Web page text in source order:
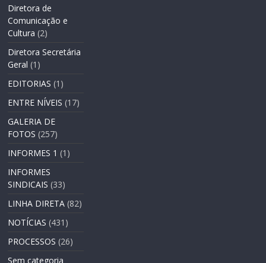
Diretora de
Comunicação e
Cultura (2)
Diretora Secretária
Geral (1)
EDITORIAS (1)
ENTRE NÍVEIS (17)
GALERIA DE
FOTOS (257)
INFORMES 1 (1)
INFORMES
SINDICAIS (33)
LINHA DIRETA (82)
NOTÍCIAS (431)
PROCESSOS (26)
Sem categoria